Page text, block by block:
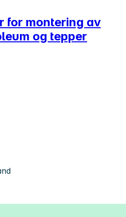
for montering av
og tepper